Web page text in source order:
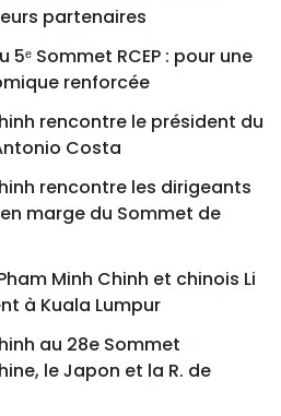
partenaires
5ᵉ Sommet RCEP : pour une
renforcée
rencontre le président du
Costa
rencontre les dirigeants
marge du Sommet de
Minh Chinh et chinois Li
à Kuala Lumpur
au 28e Sommet
le Japon et la R. de